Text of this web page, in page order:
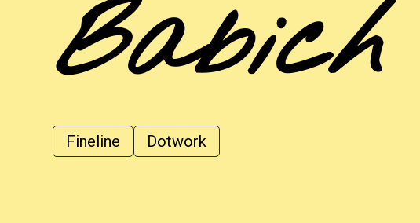
Babich
Fineline Dotwork